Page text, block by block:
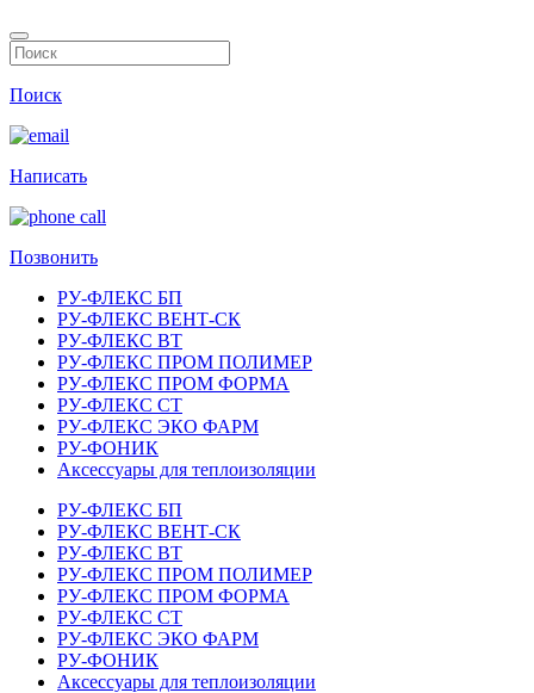
Поиск
Написать
Позвонить
РУ-ФЛЕКС БП
РУ-ФЛЕКС ВЕНТ-СК
РУ-ФЛЕКС ВТ
РУ-ФЛЕКС ПРОМ ПОЛИМЕР
РУ-ФЛЕКС ПРОМ ФОРМА
РУ-ФЛЕКС СТ
РУ-ФЛЕКС ЭКО ФАРМ
РУ-ФОНИК
Аксессуары для теплоизоляции
РУ-ФЛЕКС БП
РУ-ФЛЕКС ВЕНТ-СК
РУ-ФЛЕКС ВТ
РУ-ФЛЕКС ПРОМ ПОЛИМЕР
РУ-ФЛЕКС ПРОМ ФОРМА
РУ-ФЛЕКС СТ
РУ-ФЛЕКС ЭКО ФАРМ
РУ-ФОНИК
Аксессуары для теплоизоляции